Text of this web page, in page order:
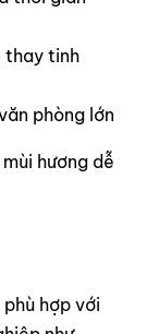
thay tinh
phòng lớn
hương dễ
hợp với